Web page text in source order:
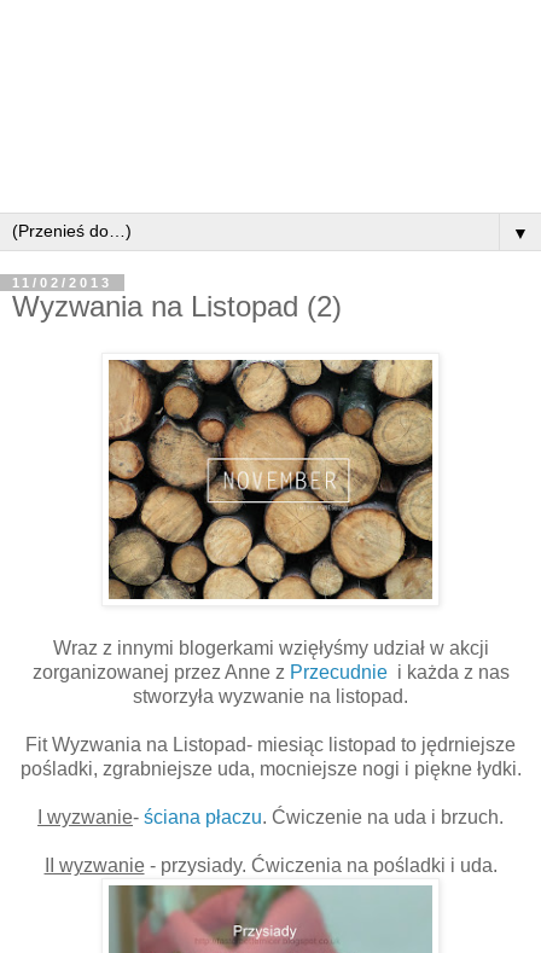
▼
11/02/2013
Wyzwania na Listopad (2)
Wraz z innymi blogerkami wzięłyśmy udział w akcji
zorganizowanej przez Anne z Przecudnie i każda z nas
stworzyła wyzwanie na listopad.
Fit Wyzwania na Listopad- miesiąc listopad to jędrniejsze
pośladki, zgrabniejsze uda, mocniejsze nogi i piękne łydki.
I wyzwanie- ściana płaczu. Ćwiczenie na uda i brzuch.
II wyzwanie- przysiady. Ćwiczenia na pośladki i uda.